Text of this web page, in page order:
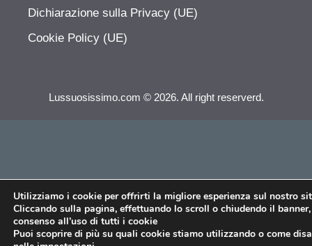
Dichiarazione sulla Privacy (UE)
Cookie Policy (UE)
Lussuosissimo.com © 2026. All right reserverd.
Utilizziamo i cookie per offrirti la migliore esperienza sul nostro
Cliccando sulla pagina, effettuando lo scroll o chiudendo il
consenso all’uso di tutti i cookie
Puoi scoprire di più su quali cookie stiamo utilizzando o come